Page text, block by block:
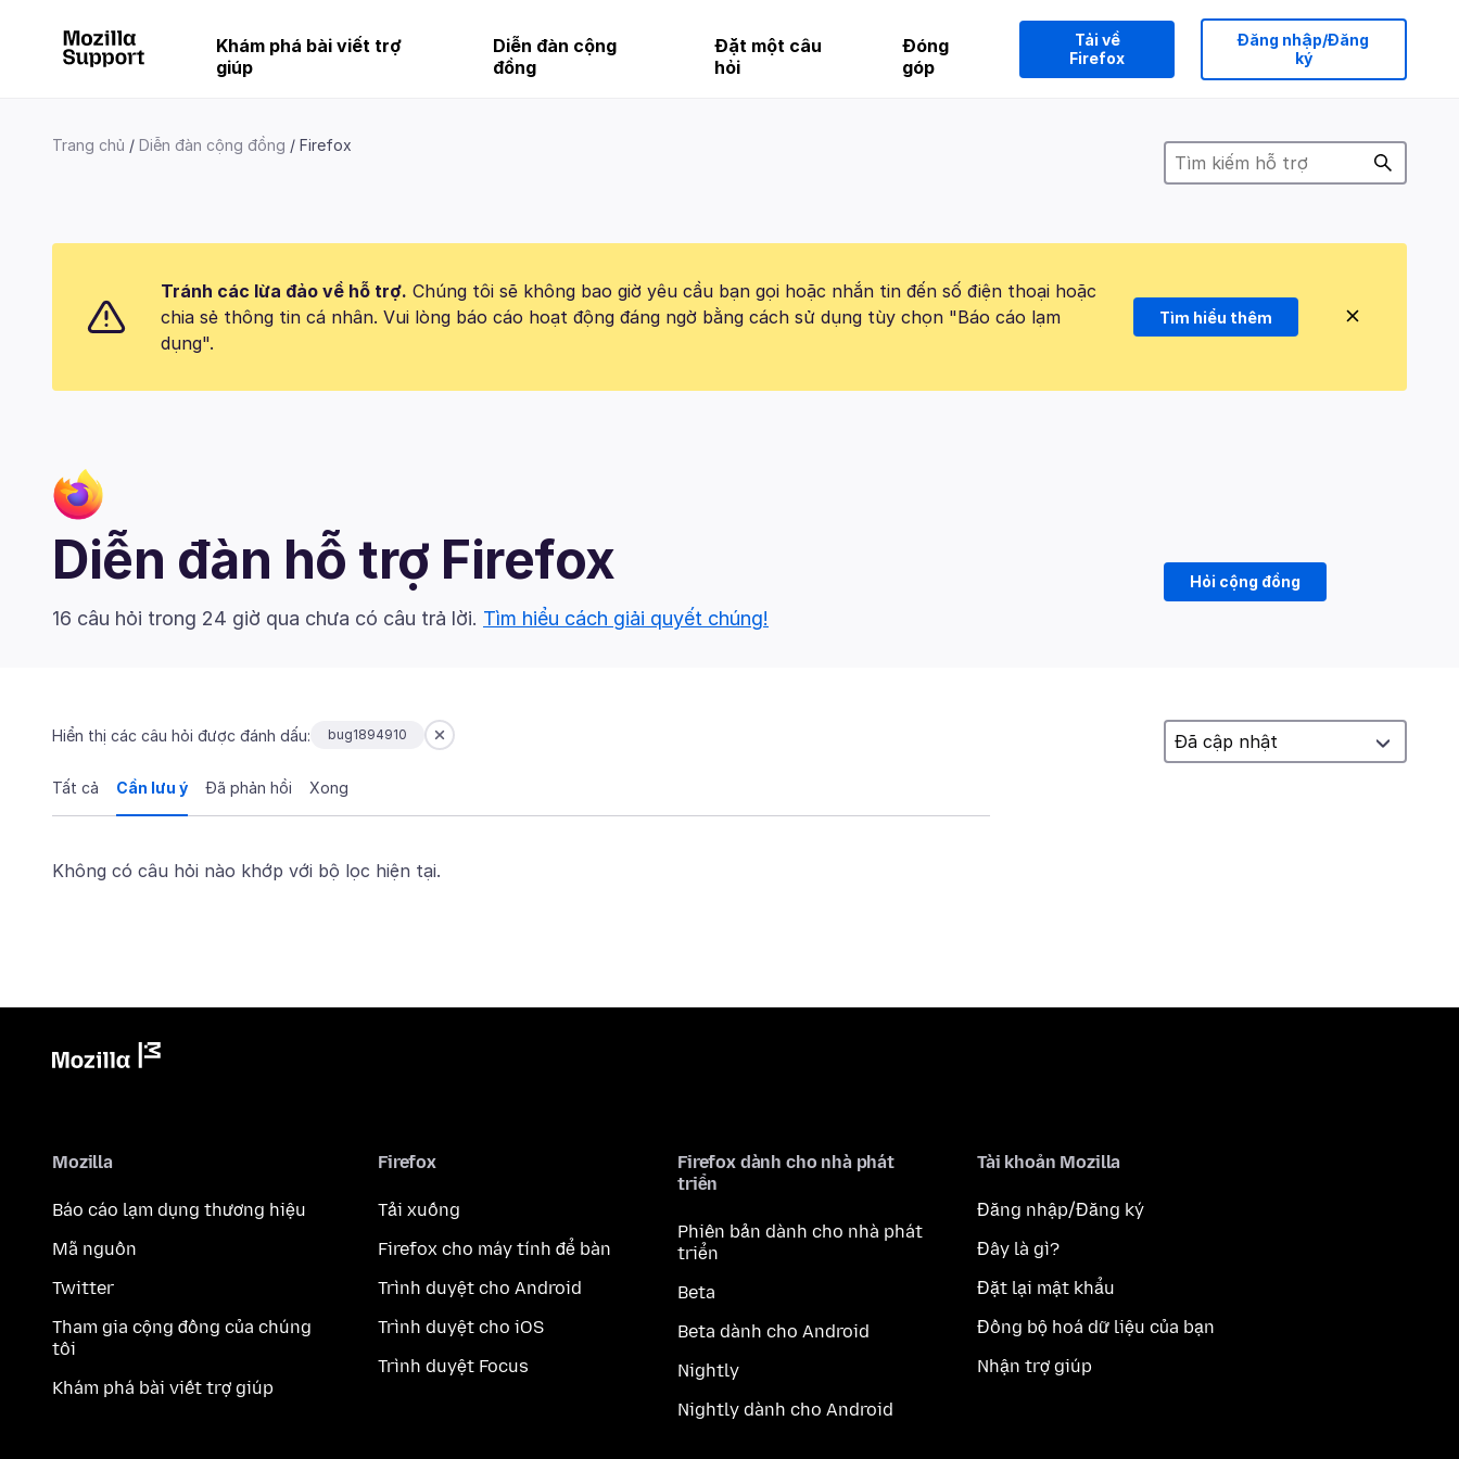
Khám phá bài viết trợ
giúp
Diễn đàn cộng
đồng
Đặt một câu
hỏi
Đóng
góp
Tải về
Firefox
Đăng nhập/Đăng
ký
Trang chủ Diễn đàn cộng đồng Firefox
Tránh các lừa đảo về hỗ trợ. Chúng tôi sẽ không bao giờ yêu cầu bạn gọi hoặc nhắn tin đến số điện thoại hoặc
chia sẻ thông tin cá nhân. Vui lòng báo cáo hoạt động đáng ngờ bằng cách sử dụng tùy chọn "Báo cáo lạm
dụng".
Tìm hiểu thêm
Diễn đàn hỗ trợ Firefox
16 câu hỏi trong 24 giờ qua chưa có câu trả lời. Tìm hiểu cách giải quyết chúng!
Hỏi cộng đồng
Hiển thị các câu hỏi được đánh dấu: bug1894910
Tất cả Cần lưu ý Đã phản hồi Xong
Không có câu hỏi nào khớp với bộ lọc hiện tại.
Mozilla
Báo cáo lạm dụng thương hiệu
Mã nguồn
Twitter
Tham gia cộng đồng của chúng
tôi
Khám phá bài viết trợ giúp
Firefox
Tải xuống
Firefox cho máy tính để bàn
Trình duyệt cho Android
Trình duyệt cho iOS
Trình duyệt Focus
Firefox dành cho nhà phát
triển
Phiên bản dành cho nhà phát
triển
Beta
Beta dành cho Android
Nightly
Nightly dành cho Android
Tài khoản Mozilla
Đăng nhập/Đăng ký
Đây là gì?
Đặt lại mật khẩu
Đồng bộ hoá dữ liệu của bạn
Nhận trợ giúp